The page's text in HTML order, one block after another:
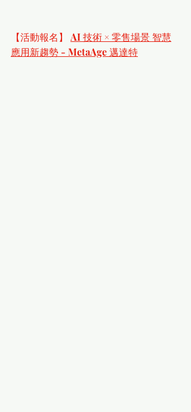
【活動報名】 AI 技術 × 零售場景 智慧
應用新趨勢 - MetaAge 邁達特